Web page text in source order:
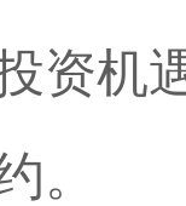
资机
。